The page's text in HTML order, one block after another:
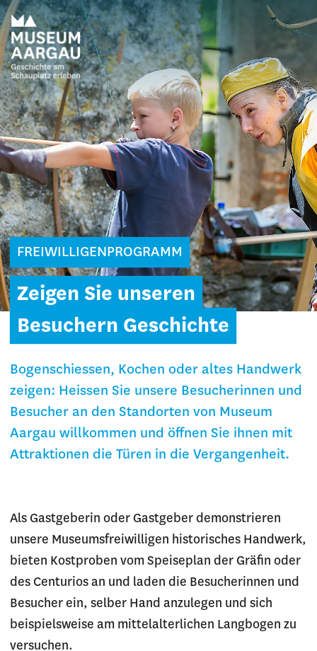
FREIWILLIGENPROGRAMM
Zeigen Sie unseren
Besuchern Geschichte
Bogenschiessen, Kochen oder altes Handwerk
zeigen: Heissen Sie unsere Besucherinnen und
Besucher an den Standorten von Museum
Aargau willkommen und öffnen Sie ihnen mit
Attraktionen die Türen in die Vergangenheit.
Als Gastgeberin oder Gastgeber demonstrieren
unsere Museumsfreiwilligen historisches Handwerk,
bieten Kostproben vom Speiseplan der Gräfin oder
des Centurios an und laden die Besucherinnen und
Besucher ein, selber Hand anzulegen und sich
beispielsweise am mittelalterlichen Langbogen zu
versuchen.